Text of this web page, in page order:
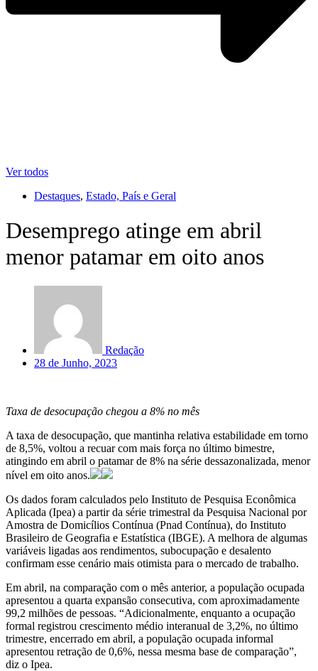
Ver todos
Destaques, Estado, País e Geral
Desemprego atinge em abril
menor patamar em oito anos
Redação
28 de Junho, 2023
Taxa de desocupação chegou a 8% no mês
A taxa de desocupação, que mantinha relativa estabilidade em torno
de 8,5%, voltou a recuar com mais força no último bimestre,
atingindo em abril o patamar de 8% na série dessazonalizada, menor
nível em oito anos.
Os dados foram calculados pelo Instituto de Pesquisa Econômica
Aplicada (Ipea) a partir da série trimestral da Pesquisa Nacional por
Amostra de Domicílios Contínua (Pnad Contínua), do Instituto
Brasileiro de Geografia e Estatística (IBGE). A melhora de algumas
variáveis ligadas aos rendimentos, subocupação e desalento
confirmam esse cenário mais otimista para o mercado de trabalho.
Em abril, na comparação com o mês anterior, a população ocupada
apresentou a quarta expansão consecutiva, com aproximadamente
99,2 milhões de pessoas. “Adicionalmente, enquanto a ocupação
formal registrou crescimento médio interanual de 3,2%, no último
trimestre, encerrado em abril, a população ocupada informal
apresentou retração de 0,6%, nessa mesma base de comparação”,
diz o Ipea.